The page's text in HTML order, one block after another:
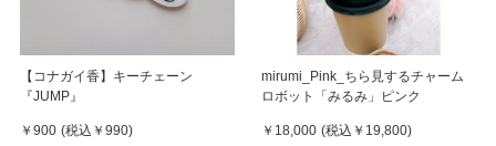
【コナガイ香】キーチェーン
『JUMP』
￥900 (税込 ￥990)
mirumi_Pink_ちら見するチャーム
ロボット「みるみ」ピンク
￥18,000 (税込 ￥19,800)